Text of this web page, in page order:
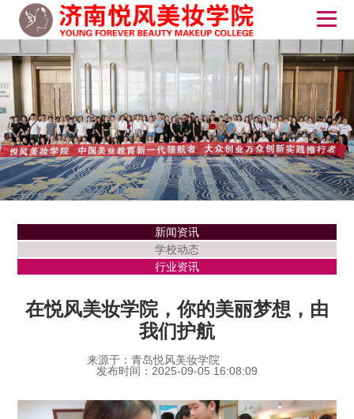
新闻资讯
学校动态
行业资讯
在悦风美妆学院，你的美丽梦想，由
我们护航
来源于：青岛悦风美妆学院
发布时间：2025-09-05 16:08:09